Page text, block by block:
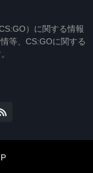
）に関する情報
等、CS:GOに関する